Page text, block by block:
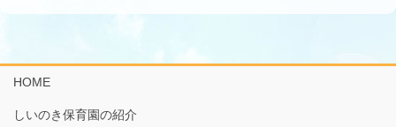
HOME
しいのき保育園の紹介